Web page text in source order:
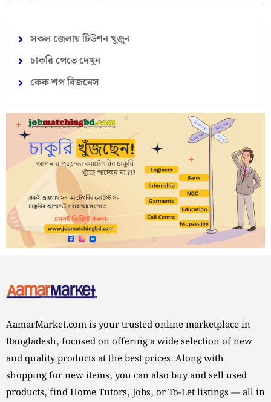
সকল জেলায় টিউশন খুজুন
চাকরি পেতে দেখুন
কেক শপ বিজনেস
AamarMarket.com is your trusted online marketplace in
Bangladesh, focused on offering a wide selection of new
and quality products at the best prices. Along with
shopping for new items, you can also buy and sell used
products, find Home Tutors, Jobs, or To-Let listings — all in